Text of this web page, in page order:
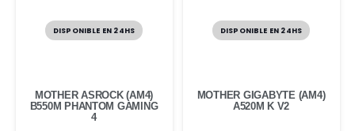
DISPONIBLE EN 24HS
MOTHER ASROCK (AM4)
B550M PHANTOM GAMING
4
DISPONIBLE EN 24HS
MOTHER GIGABYTE (AM4)
A520M K V2